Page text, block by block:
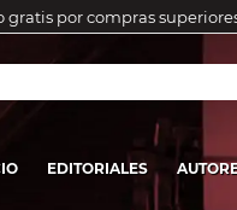
gratis por compras
EDITORIALES